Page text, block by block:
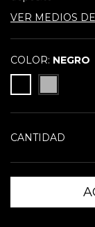
VER MEDIOS
COLOR: NEGRO
CANTIDAD